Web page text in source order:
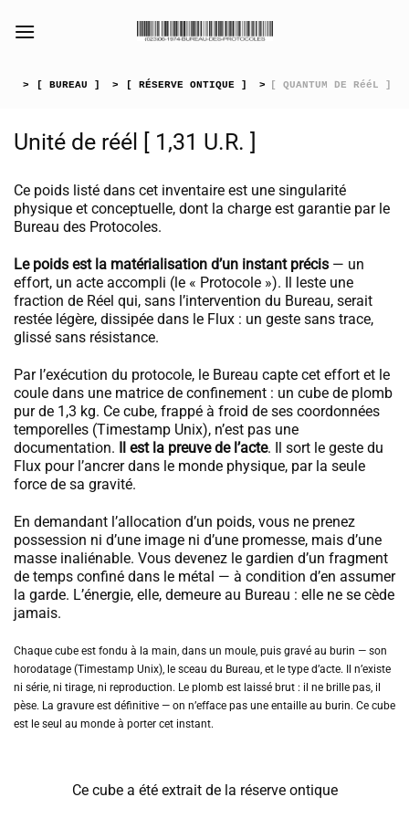
> [ BUREAU ] > [ RÉSERVE ONTIQUE ] > [ QUANTUM DE RééL ]
[collection_vibrance_galerie]
Unité de réél [ 1,31 U.R. ]
Ce poids listé dans cet inventaire est une singularité
physique et conceptuelle, dont la charge est garantie par le
Bureau des Protocoles.
Le poids est la matérialisation d’un instant précis — un
effort, un acte accompli (le « Protocole »). Il leste une
fraction de Réel qui, sans l’intervention du Bureau, serait
restée légère, dissipée dans le Flux : un geste sans trace,
glissé sans résistance.
Par l’exécution du protocole, le Bureau capte cet effort et le
coule dans une matrice de confinement : un cube de plomb
pur de 1,3 kg. Ce cube, frappé à froid de ses coordonnées
temporelles (Timestamp Unix), n’est pas une
documentation. Il est la preuve de l’acte. Il sort le geste du
Flux pour l’ancrer dans le monde physique, par la seule
force de sa gravité.
En demandant l’allocation d’un poids, vous ne prenez
possession ni d’une image ni d’une promesse, mais d’une
masse inaliénable. Vous devenez le gardien d’un fragment
de temps confiné dans le métal — à condition d’en assumer
la garde. L’énergie, elle, demeure au Bureau : elle ne se cède
jamais.
Chaque cube est fondu à la main, dans un moule, puis gravé au burin — son
horodatage (Timestamp Unix), le sceau du Bureau, et le type d’acte. Il n’existe
ni série, ni tirage, ni reproduction. Le plomb est laissé brut : il ne brille pas, il
pèse. La gravure est définitive — on n’efface pas une entaille au burin. Ce cube
est le seul au monde à porter cet instant.
Ce cube a été extrait de la réserve ontique